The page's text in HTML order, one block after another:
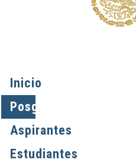
Inicio
Posgrados
Aspirantes
Estudiantes